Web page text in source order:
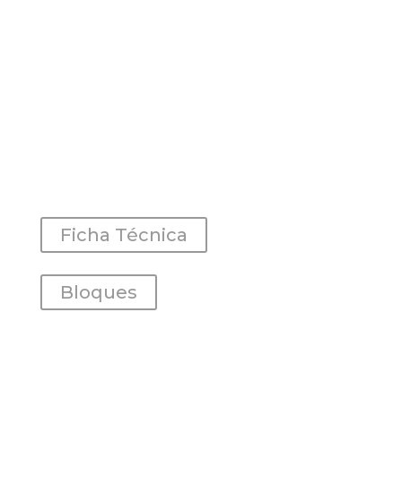
Ficha Técnica
Bloques